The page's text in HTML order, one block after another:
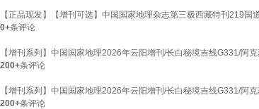
【正品现发】【增刊可选】中国国家地理杂志第三极西藏特刊219
0+条评论
【增刊系列】中国国家地理2026年云阳增刊/长白秘境吉线G331/阿
200+条评论
【增刊系列】中国国家地理2026年云阳增刊/长白秘境吉线G331/阿
200+条评论